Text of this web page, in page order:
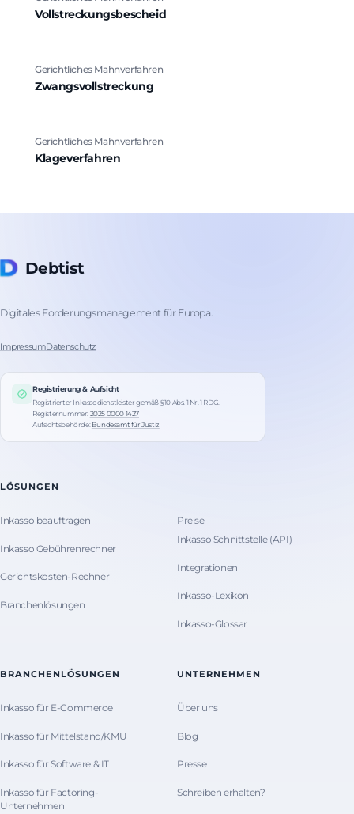
Vollstreckungsbescheid
Gerichtliches Mahnverfahren
Zwangsvollstreckung
Gerichtliches Mahnverfahren
Klageverfahren
Debtist
Digitales Forderungsmanagement für Europa.
ImpressumDatenschutz
Registrierung & Aufsicht
Registrierter Inkassodienstleister gemäß § 10 Abs. 1 Nr. 1 RDG.
Registernummer:2025 0000 1427
Aufsichtsbehörde:Bundesamt für Justiz
LÖSUNGEN
Inkasso beauftragen
Inkasso Gebührenrechner
Gerichtskosten-Rechner
Branchenlösungen
Preise
Inkasso Schnittstelle (API)
Integrationen
Inkasso-Lexikon
Inkasso-Glossar
BRANCHENLÖSUNGEN
Inkasso für E-Commerce
Inkasso für Mittelstand/KMU
Inkasso für Software & IT
Inkasso für Factoring-
Unternehmen
UNTERNEHMEN
Über uns
Blog
Presse
Schreiben erhalten?